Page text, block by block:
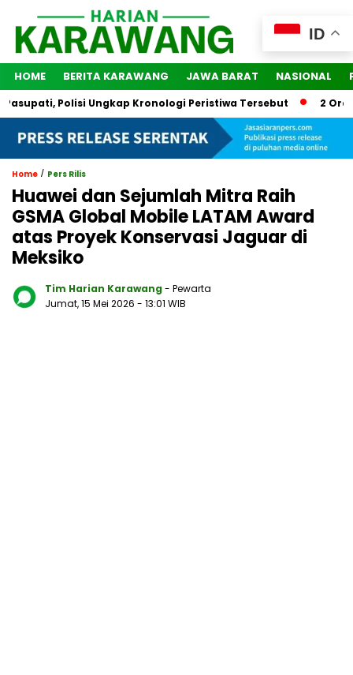
HOME BERITA KARAWANG JAWA BARAT NASIONAL
Polisi Ungkap Kronologi Peristiwa Tersebut 2 Orang
Home / Pers Rilis
Huawei dan Sejumlah Mitra Raih
GSMA Global Mobile LATAM Award
atas Proyek Konservasi Jaguar di
Meksiko
Tim Harian Karawang - Pewarta
Jumat, 15 Mei 2026 - 13:01 WIB
ID